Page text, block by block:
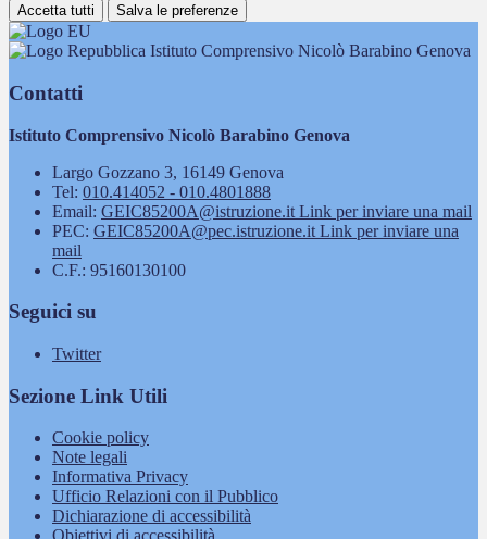
Accetta tutti Salva le preferenze
Istituto Comprensivo Nicolò Barabino Genova
Contatti
Istituto Comprensivo Nicolò Barabino Genova
Largo Gozzano 3, 16149 Genova
Tel: 010.414052 - 010.4801888
Email: GEIC85200A@istruzione.it Link per inviare una mail
PEC: GEIC85200A@pec.istruzione.it Link per inviare una
mail
C.F.: 95160130100
Seguici su
Twitter
Sezione Link Utili
Cookie policy
Note legali
Informativa Privacy
Ufficio Relazioni con il Pubblico
Dichiarazione di accessibilità